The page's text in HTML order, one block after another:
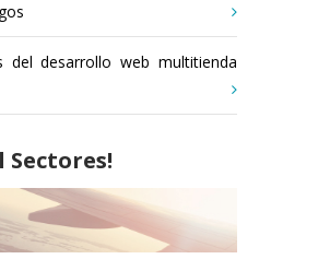
del desarrollo web multitienda
Sectores!